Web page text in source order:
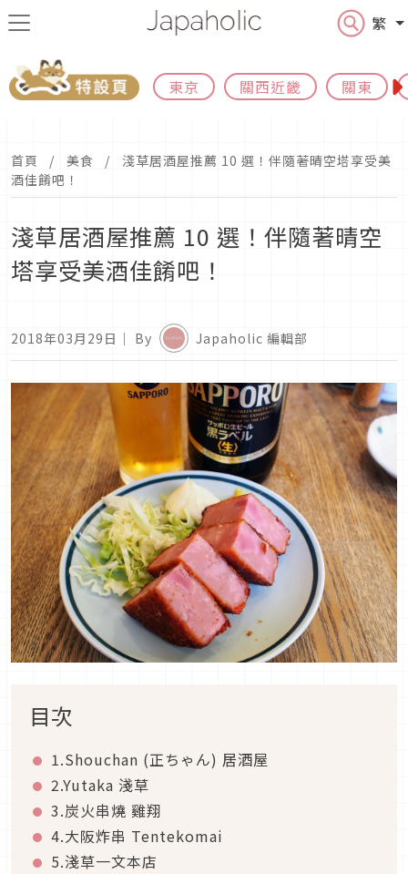
繁
東京 關西近畿 關東
首頁 美食
淺草居酒屋推薦 10 選！伴隨著晴空塔享受美
酒佳餚吧！
淺草居酒屋推薦 10 選！伴隨著晴空
塔享受美酒佳餚吧！
2018年03月29日 ｜ By Japaholic 編輯部
目次
1.Shouchan (正ちゃん) 居酒屋
2.Yutaka 淺草
3.炭火串燒 雞翔
4.大阪炸串 Tentekomai
5.淺草一文本店